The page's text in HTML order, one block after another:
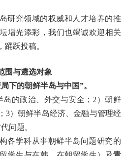
研究领域的权威和人才培养的推
增光添彩，我们也竭诚欢迎相关
跃投稿。
围与遴选对象
下的朝鲜半岛与中国”。
岛的政治、外交与安全； 2 ）朝鲜
3）朝鲜半岛经济、金融与管理经
问题。
各学科从事朝鲜半岛问题研究的